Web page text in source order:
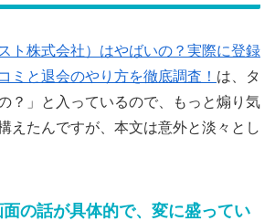
ト株式会社）はやばいの？実際に登録
ミと退会のやり方を徹底調査！ は、タ
？」と入っているので、もっと煽り気
えたんですが、本文は意外と淡々とし
の話が具体的で、変に盛ってい